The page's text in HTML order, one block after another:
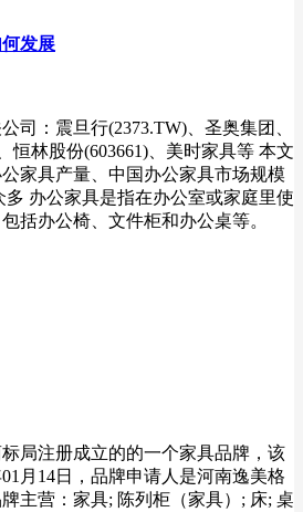
发展
司：震旦行(2373.TW)、圣奥集团、
恒林股份(603661)、美时家具等 本文
家具产量、中国办公家具市场规模
多 办公家具是指在办公室或家庭里使
括办公椅、文件柜和办公桌等。
局注册成立的的一个家具品牌，该
月14日，品牌申请人是河南逸美格
主营：家具; 陈列柜（家具）; 床; 桌